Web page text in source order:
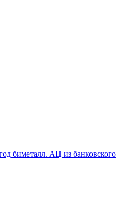
биметалл. АЦ из банковского